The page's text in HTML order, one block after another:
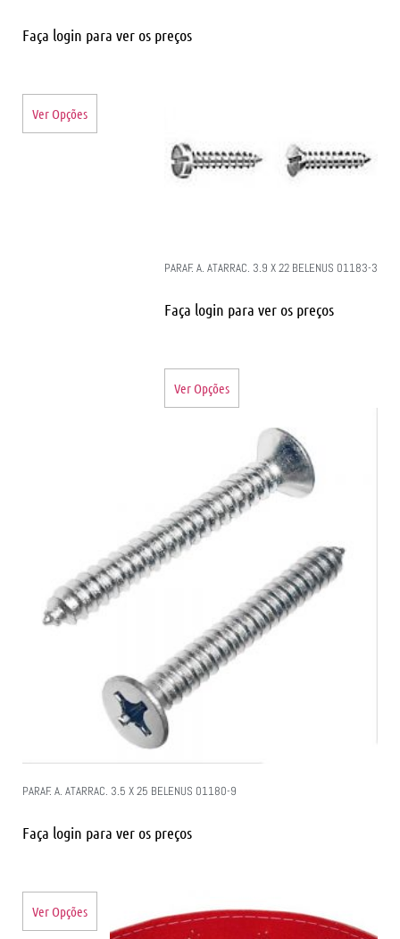
Faça login para ver os preços
Ver Opções
PARAF. A. ATARRAC. 3.9 X 22 BELENUS 01183-3
Faça login para ver os preços
Ver Opções
PARAF. A. ATARRAC. 3.5 X 25 BELENUS 01180-9
Faça login para ver os preços
Ver Opções